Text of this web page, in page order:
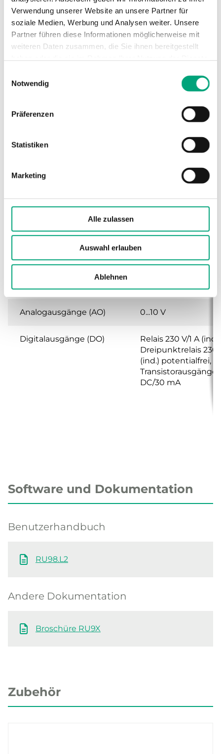
Verwendung unserer Website an unsere Partner für
soziale Medien, Werbung und Analysen weiter. Unsere
Partner führen diese Informationen möglicherweise mit
weiteren Daten zusammen, die Sie ihnen bereitgestellt
Notwendig
Präferenzen
Statistiken
Marketing
Alle zulassen
Auswahl erlauben
Ablehnen
Zeichen
Datensicherung Kondensator
CAN Bus, M-Bus
DIN-Schiene,
Schaltschrank oder
Abmessungen (B x H x
151 x 98 x 160mm
Analogeingänge (AI)
M-Fühler,
(3 kΩ Widerstand
Digitaleingänge (DI)
Potentialfreier
Eingangskontakt, 12
Analogausgänge (AO) 0...10 V
Digitalausgänge (DO)
Relais 230 V/1 A
Dreipunktrelais 230
(ind.) potentialfrei,
Transistorausgänge
DC/30 mA
Software und Dokumentation
Benutzerhandbuch
RU98.L2
Andere Dokumentation
Broschüre RU9X
Zubehör